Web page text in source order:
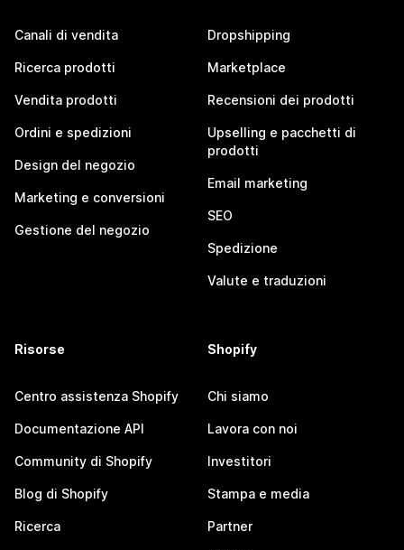
Canali di vendita
Ricerca prodotti
Vendita prodotti
Ordini e spedizioni
Design del negozio
Marketing e conversioni
Gestione del negozio
Dropshipping
Marketplace
Recensioni dei prodotti
Upselling e pacchetti di
prodotti
Email marketing
SEO
Spedizione
Valute e traduzioni
Risorse
Centro assistenza Shopify
Documentazione API
Community di Shopify
Blog di Shopify
Ricerca
Shopify
Chi siamo
Lavora con noi
Investitori
Stampa e media
Partner